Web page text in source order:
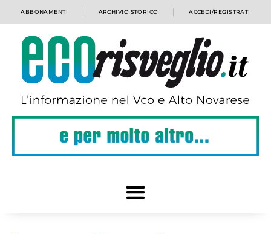
ABBONAMENTI ARCHIVIO STORICO ACCEDI/REGISTRATI